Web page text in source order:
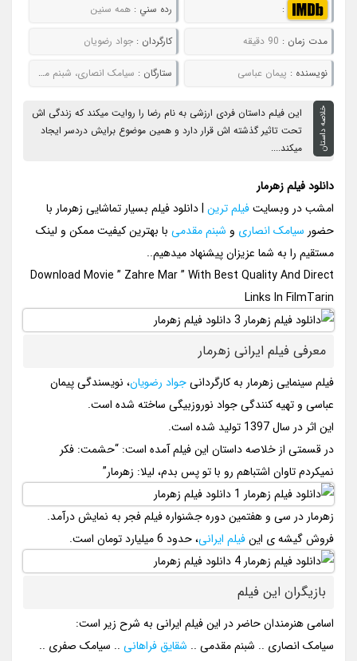
: رده سني : همه سنین
مدت زمان : 90 دقیقه کارگردان : جواد رضویان
نويسنده : پیمان عباسی ستارگان : سیامک انصاری، شبنم مقدمی، شقایق فراهانی، سیامک صفری
خلاصه داستان
این فیلم داستان فردی ارزشی به نام رضا را روایت میکند که زندگی اش
تحت تاثیر گذشته اش قرار دارد و همین موضوع برایش دردسر ایجاد
میکند....
دانلود فیلم زهرمار
امشب در وبسایتفیلم ترین | دانلود فیلم بسیار تماشایی زهرمار با
حضور سیامک انصاری و شبنم مقدمی با بهترین کیفیت ممکن و لینک
مستقیم را به شما عزیزان پیشنهاد میدهیم..
Download Movie ” Zahre Mar ” With Best Quality And Direct
Links In FilmTarin
معرفی فیلم ایرانی زهرمار
فیلم سینمایی زهرمار به کارگردانیجواد رضویان، نویسندگی پیمان
عباسی و تهیه کنندگی جواد نوروزبیگی ساخته شده است.
این اثر در سال 1397 تولید شده است.
در قسمتی از خلاصه داستان این فیلم آمده است: “حشمت: فکر
نمیکردم تاوان اشتباهم رو با تو پس بدم، لیلا: زهرمار”
زهرمار در سی و هفتمین دوره جشنواره فیلم فجر به نمایش درآمد.
فروش گیشه ی اینفیلم ایرانی، حدود 6 میلیارد تومان است.
بازیگران این فیلم
اسامی هنرمندان حاضر در این فیلم ایرانی به شرح زیر است:
سیامک انصاری .. شبنم مقدمی .. شقایق فراهانی .. سیامک صفری ..